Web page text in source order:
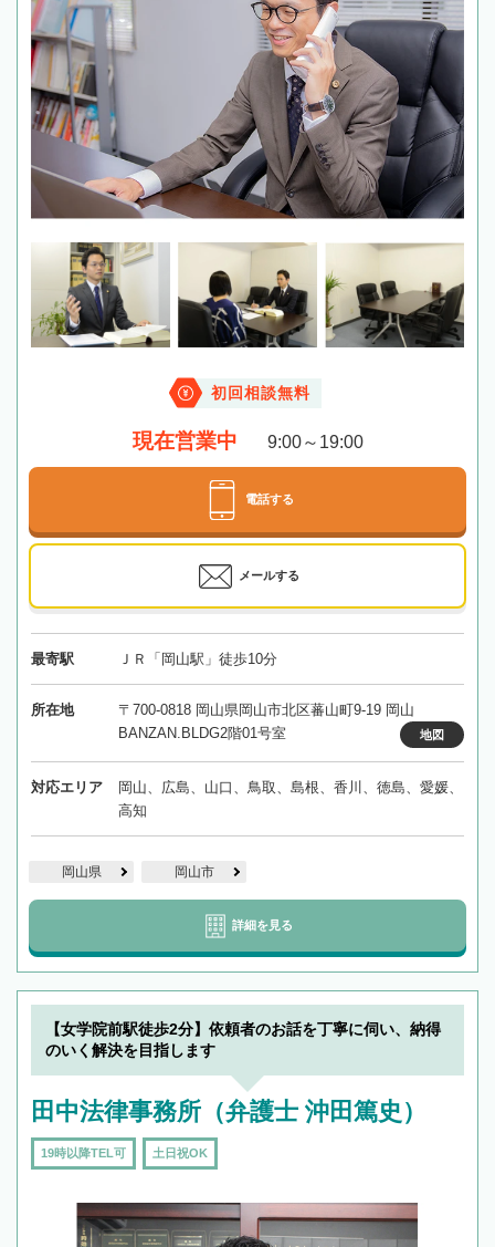
初回相談無料
現在営業中 9:00～19:00
電話する
メールする
最寄駅 ＪＲ「岡山駅」徒歩10分
所在地
〒700-0818 岡山県岡山市北区蕃山町9-19 岡山
BANZAN.BLDG2階01号室
地図
対応エリア
岡山、広島、山口、鳥取、島根、香川、徳島、愛媛、
高知
岡山県 岡山市
詳細を見る
【女学院前駅徒歩2分】依頼者のお話を丁寧に伺い、納得
のいく解決を目指します
田中法律事務所（弁護士 沖田篤史）
19時以降TEL可 土日祝OK